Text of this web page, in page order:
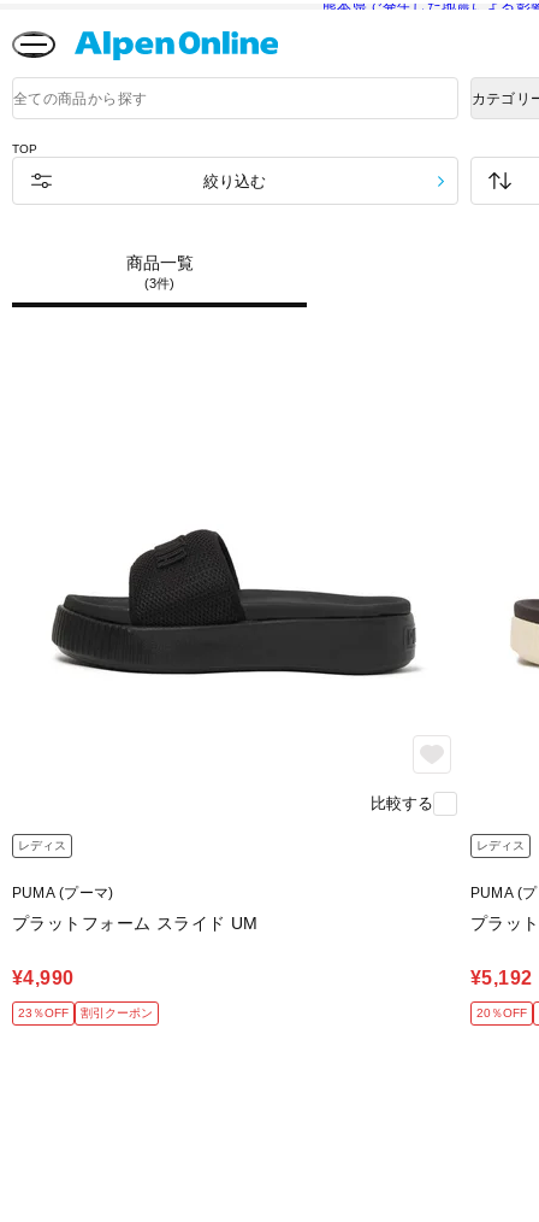
熊本県で発生した地震による影
品
検
カテゴリ
TOP
商品一覧
(3件)
絞り込む
比較する
レディス
PUMA (プーマ)
プラットフォーム スライド UM
¥4,990
23％OFF 割引クーポン
レディス
PUMA (
プラッ
¥5,192
20％OFF